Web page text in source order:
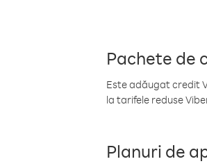
Pachete de
Este adăugat credit
la tarifele reduse
Planuri de